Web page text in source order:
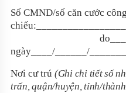
Số CMND/số căn cước
ngày____/______/
Nơi cư trú (Ghi chi tiết số
trấn, quận/huyện, tỉnh/thành